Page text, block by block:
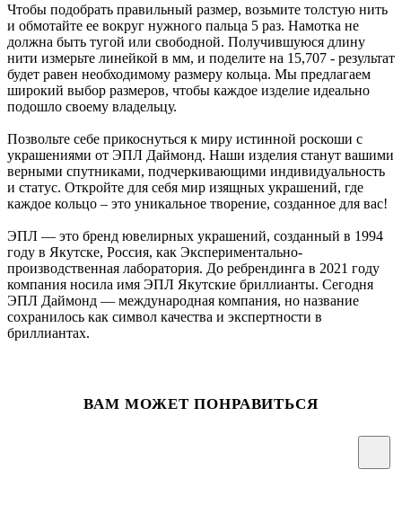
Чтобы подобрать правильный размер, возьмите толстую нить
и обмотайте ее вокруг нужного пальца 5 раз. Намотка не
должна быть тугой или свободной. Получившуюся длину
нити измерьте линейкой в мм, и поделите на 15,707 - результат
будет равен необходимому размеру кольца. Мы предлагаем
широкий выбор размеров, чтобы каждое изделие идеально
подошло своему владельцу.
Позвольте себе прикоснуться к миру истинной роскоши с
украшениями от ЭПЛ Даймонд. Наши изделия станут вашими
верными спутниками, подчеркивающими индивидуальность
и статус. Откройте для себя мир изящных украшений, где
каждое кольцо – это уникальное творение, созданное для вас!
ЭПЛ — это бренд ювелирных украшений, созданный в 1994
году в Якутске, Россия, как Экспериментально-
производственная лаборатория. До ребрендинга в 2021 году
компания носила имя ЭПЛ Якутские бриллианты. Сегодня
ЭПЛ Даймонд — международная компания, но название
сохранилось как символ качества и экспертности в
бриллиантах.
ВАМ МОЖЕТ ПОНРАВИТЬСЯ